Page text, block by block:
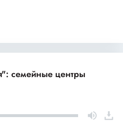
семейные центры